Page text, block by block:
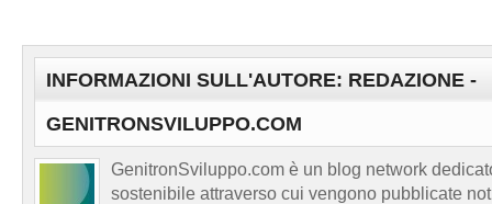
INFORMAZIONI SULL'AUTORE: REDAZIONE -
GENITRONSVILUPPO.COM
GenitronSviluppo.com è un blog network
sostenibile attraverso cui vengono pubblicate